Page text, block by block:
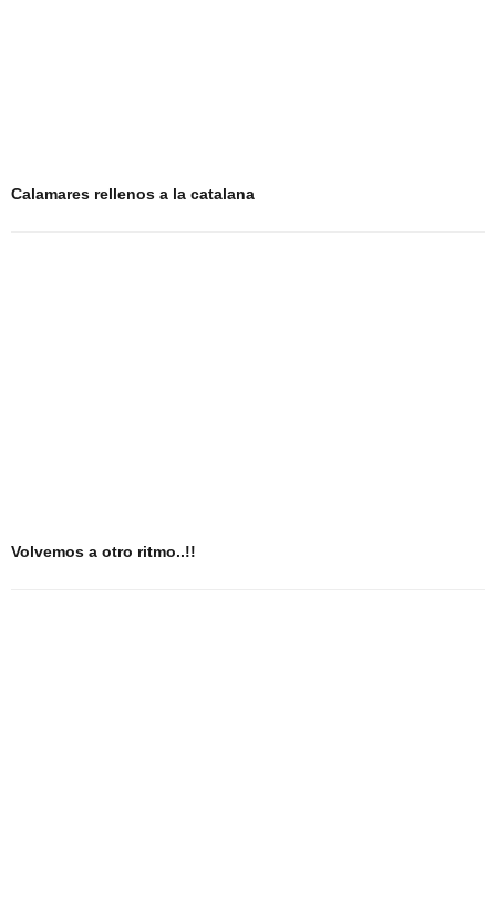
Calamares rellenos a la catalana
Volvemos a otro ritmo..!!